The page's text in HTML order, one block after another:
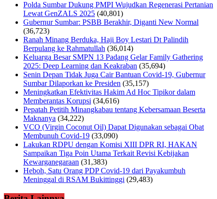
Polda Sumbar Dukung PMPI Wujudkan Regenerasi Pertanian
Lewat GenZALS 2025 (40,801)
Gubernur Sumbar: PSBB Berakhir, Diganti New Normal
(36,723)
Ranah Minang Berduka, Haji Boy Lestari Dt Palindih
Berpulang ke Rahmatullah (36,014)
Keluarga Besar SMPN 13 Padang Gelar Family Gathering
2025: Deep Learning dan Keakraban (35,694)
Senin Depan Tidak Juga Cair Bantuan Covid-19, Gubernur
Sumbar Dilaporkan ke Presiden (35,157)
Meningkatkan Efektivitas Hakim Ad Hoc Tipikor dalam
Memberantas Korupsi (34,616)
Pepatah Petitih Minangkabau tentang Kebersamaan Beserta
Maknanya (34,222)
VCO (Virgin Coconut Oil) Dapat Digunakan sebagai Obat
Membunuh Covid-19 (33,090)
Lakukan RDPU dengan Komisi XIII DPR RI, HAKAN
Sampaikan Tiga Poin Utama Terkait Revisi Kebijakan
Kewarganegaraan (31,383)
Heboh, Satu Orang PDP Covid-19 dari Payakumbuh
Meninggal di RSAM Bukittinggi (29,483)